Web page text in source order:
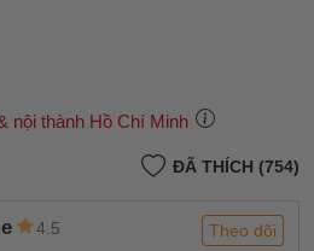
nội thành Hồ Chí Minh
ĐÃ THÍCH (754)
4.5 Theo dõi